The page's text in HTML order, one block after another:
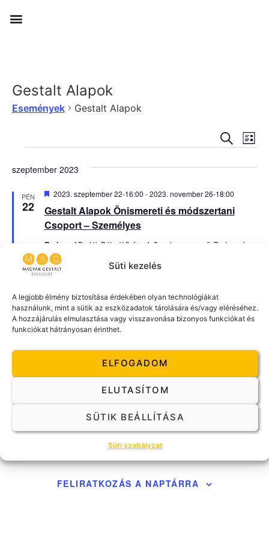
Süti kezelés
A legjobb élmény biztosítása érdekében olyan technológiákat
használunk, mint a sütik az eszközadatok tárolására és/vagy eléréséhez.
A hozzájárulás elmulasztása vagy visszavonása bizonyos funkciókat és
funkciókat hátrányosan érinthet.
ELFOGADOM
ELUTASÍTOM
SÜTIK BEÁLLÍTÁSA
Süti szabályzat
Gestalt Alapok
Események Gestalt Alapok
és
nézet
szeptember 2023
PÉN
22
Gestalt Alapok Önismereti és módszertani
Csoport – Személyes
Kiemelt
2023. szeptember 22-16:00 -2023. november 26-18:00
Redwood Bartók Béla út 9. fsz. 4. 3-as kapucsengő, Budapest,
Magyarország
159.000Ft
szeptember 2024
PÉN 2024. szeptember 27-08:00 2024. november 23-17:00
1124 Bürök utca 10Bürök utca 10, Budapest
ESEMÉNYEK Ma
FELIRATKOZÁS A NAPTÁRRA